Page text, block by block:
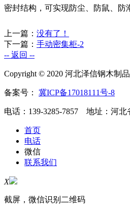
密封结构，可实现防尘、防鼠、防
上一篇： 没有了！
下一篇： 手动密集柜-2
-- 返回 --
Copyright © 2020 河北泽信钢木制
备案号： 冀ICP备17018111号-8
电话：139-3285-7857 地址：河北
首页
电话
微信
联系我们
X
截屏，微信识别二维码